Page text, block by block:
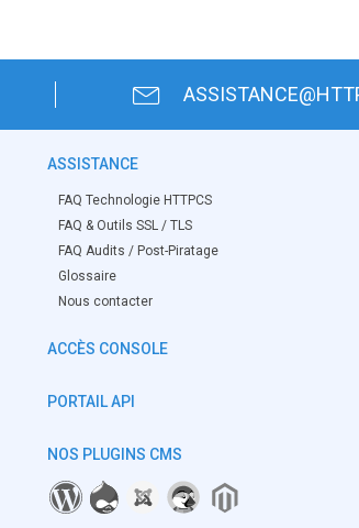
ASSISTANCE
FAQ Technologie HTTPCS
FAQ & Outils SSL / TLS
FAQ Audits / Post-Piratage
Glossaire
Nous contacter
ACCÈS CONSOLE
PORTAIL API
NOS PLUGINS CMS